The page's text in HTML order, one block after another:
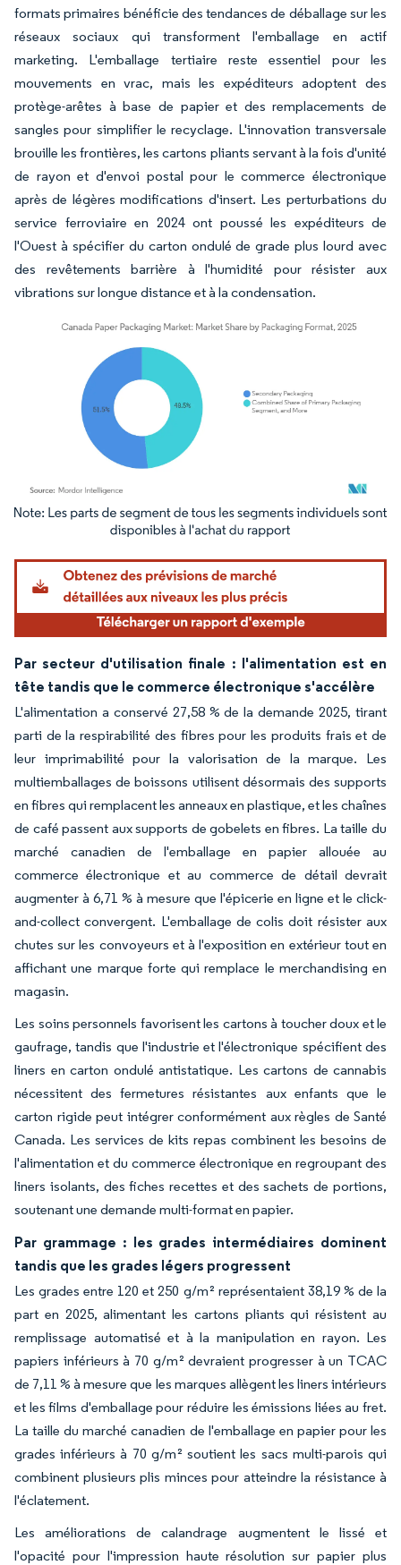
formats primaires bénéficie des tendances de déballage sur les
réseaux sociaux qui transforment l'emballage en actif
marketing. L'emballage tertiaire reste essentiel pour les
mouvements en vrac, mais les expéditeurs adoptent des
protège-arêtes à base de papier et des remplacements de
sangles pour simplifier le recyclage. L'innovation transversale
brouille les frontières, les cartons pliants servant à la fois d'unité
de rayon et d'envoi postal pour le commerce électronique
après de légères modifications d'insert. Les perturbations du
service ferroviaire en 2024 ont poussé les expéditeurs de
l'Ouest à spécifier du carton ondulé de grade plus lourd avec
des revêtements barrière à l'humidité pour résister aux
vibrations sur longue distance et à la condensation.
Image © Mordor Intelligence. La réutilisation nécessite une attribution sous CC BY
Par secteur d'utilisation finale : l'alimentation est en
tête tandis que le commerce électronique s'accélère
L'alimentation a conservé 27,58 % de la demande 2025, tirant
parti de la respirabilité des fibres pour les produits frais et de
leur imprimabilité pour la valorisation de la marque. Les
multiemballages de boissons utilisent désormais des supports
en fibres qui remplacent les anneaux en plastique, et les chaînes
de café passent aux supports de gobelets en fibres. La taille du
marché canadien de l'emballage en papier allouée au
commerce électronique et au commerce de détail devrait
augmenter à 6,71 % à mesure que l'épicerie en ligne et le click-
and-collect convergent. L'emballage de colis doit résister aux
chutes sur les convoyeurs et à l'exposition en extérieur tout en
affichant une marque forte qui remplace le merchandising en
magasin.
Les soins personnels favorisent les cartons à toucher doux et le
gaufrage, tandis que l'industrie et l'électronique spécifient des
liners en carton ondulé antistatique. Les cartons de cannabis
nécessitent des fermetures résistantes aux enfants que le
carton rigide peut intégrer conformément aux règles de Santé
Canada. Les services de kits repas combinent les besoins de
l'alimentation et du commerce électronique en regroupant des
liners isolants, des fiches recettes et des sachets de portions,
soutenant une demande multi-format en papier.
Par grammage : les grades intermédiaires dominent
tandis que les grades légers progressent
Les grades entre 120 et 250 g/m² représentaient 38,19 % de la
part en 2025, alimentant les cartons pliants qui résistent au
remplissage automatisé et à la manipulation en rayon. Les
papiers inférieurs à 70 g/m² devraient progresser à un TCAC
de 7,11 % à mesure que les marques allègent les liners intérieurs
et les films d'emballage pour réduire les émissions liées au fret.
La taille du marché canadien de l'emballage en papier pour les
grades inférieurs à 70 g/m² soutient les sacs multi-parois qui
combinent plusieurs plis minces pour atteindre la résistance à
l'éclatement.
Les améliorations de calandrage augmentent le lissé et
l'opacité pour l'impression haute résolution sur papier plus